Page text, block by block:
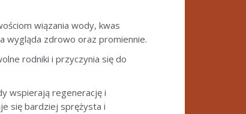
wiązania wody, kwas
wygląda zdrowo oraz promiennie.
rodniki i przyczynia się do
wspierają regenerację i
się bardziej sprężysta i